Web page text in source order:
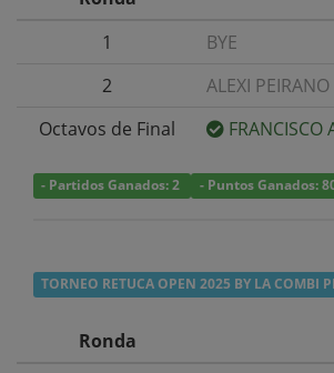
1
BYE
2 ALEXI
Octavos de Final FRANCISCO
- Partidos Ganados: 2 - Puntos Ganados:
TORNEO RETUCA OPEN 2025 BY LA COMBI
Ronda